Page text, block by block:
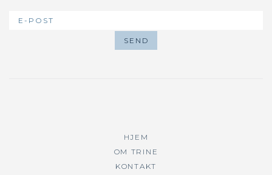
HJEM
OM TRINE
KONTAKT